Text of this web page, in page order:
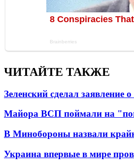
ЧИТАЙТЕ ТАКЖЕ
Зеленский сделал заявление
Майора ВСП поймали на
В Минобороны назвали
Украина впервые в мире